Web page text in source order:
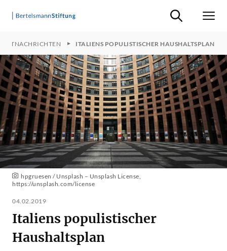
Suche ein-/
ITALIENS POPULISTISCHER HAUSHALTSPLAN
hpgruesen / Unsplash – Unsplash License,
https://unsplash.com/license
04.02.2019
Italiens populistischer
Haushaltsplan